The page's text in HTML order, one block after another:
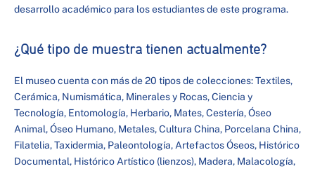
desarrollo académico para los estudiantes de este programa.
¿Qué tipo de muestra tienen actualmente?
El museo cuenta con más de 20 tipos de colecciones: Textiles,
Cerámica, Numismática, Minerales y Rocas, Ciencia y
Tecnología, Entomología, Herbario, Mates, Cestería, Óseo
Animal, Óseo Humano, Metales, Cultura China, Porcelana China,
Filatelia, Taxidermia, Paleontología, Artefactos Óseos, Histórico
Documental, Histórico Artístico (lienzos), Madera, Malacología,